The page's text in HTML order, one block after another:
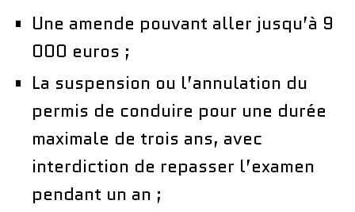
Une amende pouvant aller jusqu’à 9
000 euros ;
La suspension ou l’annulation du
permis de conduire pour une durée
maximale de trois ans, avec
interdiction de repasser l’examen
pendant un an ;